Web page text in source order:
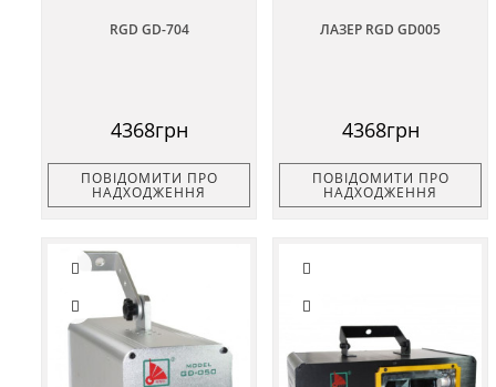
RGD GD-704
4368грн
ПОВІДОМИТИ ПРО
НАДХОДЖЕННЯ
ЛАЗЕР RGD GD005
4368грн
ПОВІДОМИТИ ПРО
НАДХОДЖЕННЯ